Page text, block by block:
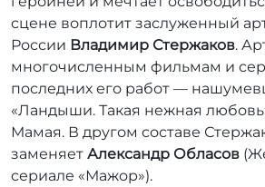
сцене воплотит заслуженный
России Владимир Стержаков.
многочисленным фильмам и
последних его работ —
«Ландыши. Такая нежная
Мамая. В другом составе
заменяет Александр Обласов
сериале «Мажор»).